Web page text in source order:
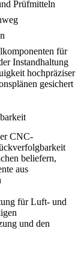
Prüfmitteln
für
Instandhaltung
hochpräziser
gesichert
CNC-
beliefern,
aus
für Luft- und
und den